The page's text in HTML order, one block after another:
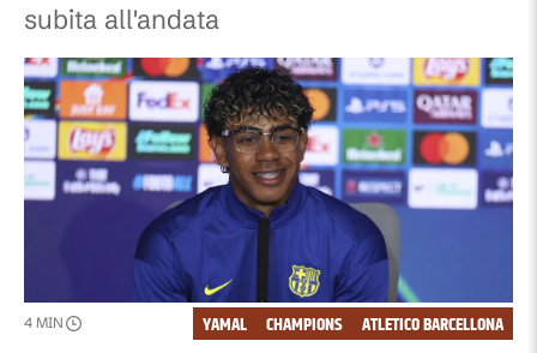
subita all'andata
4 MIN ATLETICO BARCELLONA
CHAMPIONS
YAMAL